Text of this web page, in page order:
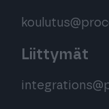
Liittymät